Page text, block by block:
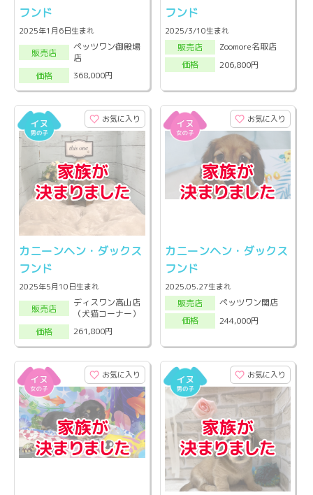
フンド
2025年1月6日生まれ
販売店
ペッツワン御殿場
店
価格
368,000円
フンド
2025/3/10生まれ
販売店
Zoomore名取店
価格
206,800円
お気に入り
カニーンヘン・ダックス
フンド
2025年5月10日生まれ
販売店
ディスワン高山店
（犬猫コーナー）
価格
261,800円
お気に入り
カニーンヘン・ダックス
フンド
2025.05.27生まれ
販売店
ペッツワン関店
価格
244,000円
お気に入り お気に入り